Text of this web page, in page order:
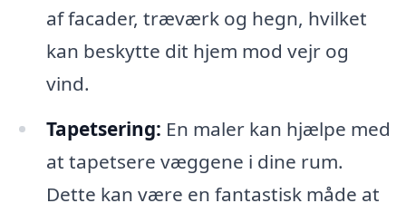
af facader, træværk og hegn, hvilket
kan beskytte dit hjem mod vejr og
vind.
Tapetsering: En maler kan hjælpe med
at tapetsere væggene i dine rum.
Dette kan være en fantastisk måde at